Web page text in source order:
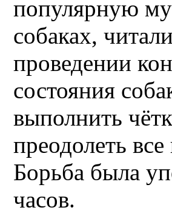
популярную
собаках,
проведении
состояния
выполнить
преодолеть
Борьба была
часов.